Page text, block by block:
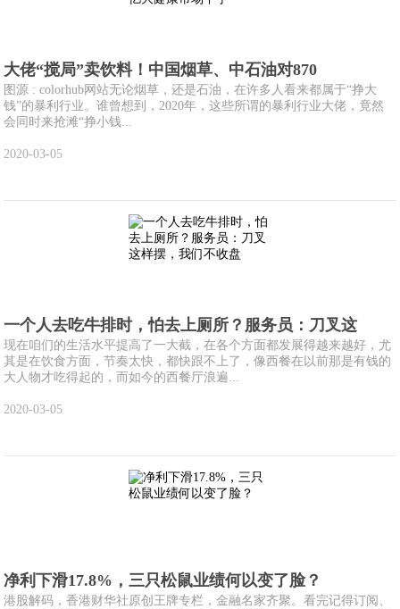
大佬“搅局”卖饮料！中国烟草、中石油对870
图源 : colorhub网站无论烟草，还是石油，在许多人看来都属于“挣大
钱”的暴利行业。谁曾想到，2020年，这些所谓的暴利行业大佬，竟然
会同时来抢滩“挣小钱...
2020-03-05
一个人去吃牛排时，怕去上厕所？服务员：刀叉这
现在咱们的生活水平提高了一大截，在各个方面都发展得越来越好，尤
其是在饮食方面，节奏太快，都快跟不上了，像西餐在以前那是有钱的
大人物才吃得起的，而如今的西餐厅浪遍...
2020-03-05
净利下滑17.8%，三只松鼠业绩何以变了脸？
港股解码，香港财华社原创王牌专栏，金融名家齐聚。看完记得订阅、